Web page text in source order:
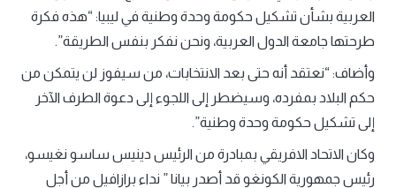
العربية بشأن تشكيل حكومة وحدة وطنية في ليبيا: “هذه فكرة
طرحتها جامعة الدول العربية، ونحن نفكر بنفس الطريقة”.
وأضاف: “نعتقد أنه حتى بعد الانتخابات، من سيفوز لن يتمكن من
حكم البلاد بمفرده، وسيضطر إلى اللجوء إلى دعوة الطرف الآخر
إلى تشكيل حكومة وحدة وطنية”.
وكان الاتحاد الافريقي بمبادرة من الرئيس دينيس ساسو نغيسو،
رئيس جمهورية الكونغو قد أصدر بيانا ” نداء برازافيل من أجل